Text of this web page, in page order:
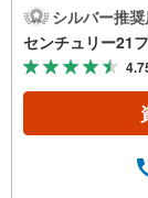
収納に
分圏内
り・リ
日の家
がい、
分・大
をサポ
シルバー推
センチュリー21